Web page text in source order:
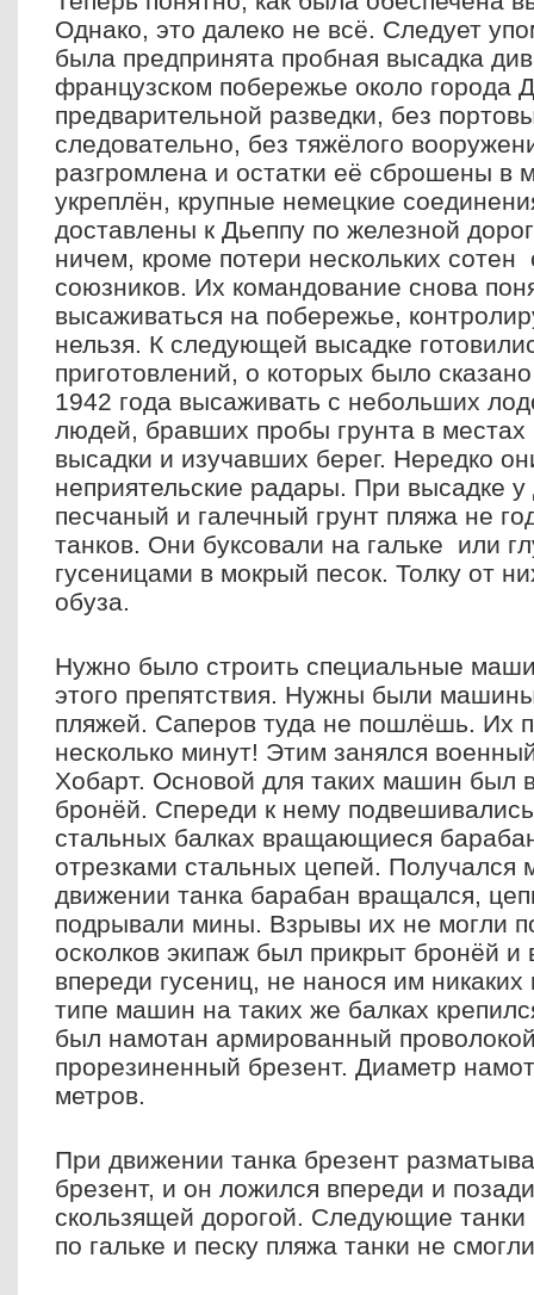
Однако, это далеко не всё. Следует
была предпринята пробная высадка
французском побережье около города
предварительной разведки, без
следовательно, без тяжёлого
разгромлена и остатки её сброшены в
укреплён, крупные немецкие
доставлены к Дьеппу по железной
ничем, кроме потери нескольких
союзников. Их командование снова
высаживаться на побережье,
нельзя. К следующей высадке
приготовлений, о которых было
1942 года высаживать с небольших
людей, бравших пробы грунта в местах
высадки и изучавших берег. Нередко
неприятельские радары. При высадке
песчаный и галечный грунт пляжа не
танков. Они буксовали на гальке или
гусеницами в мокрый песок. Толку от
обуза.
Нужно было строить специальные
этого препятствия. Нужны были
пляжей. Саперов туда не пошлёшь. Их
несколько минут! Этим занялся
Хобарт. Основой для таких машин был
бронёй. Спереди к нему
стальных балках вращающиеся
отрезками стальных цепей.
движении танка барабан вращался,
подрывали мины. Взрывы их не могли
осколков экипаж был прикрыт бронёй
впереди гусениц, не нанося им
типе машин на таких же балках
был намотан армированный
прорезиненный брезент. Диаметр
метров.
При движении танка брезент
брезент, и он ложился впереди и
скользящей дорогой. Следующие
по гальке и песку пляжа танки не